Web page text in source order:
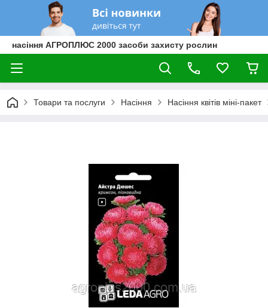
насіння АГРОПЛЮС 2000 засоби захисту рослин
Товари та послуги Насіння Насіння квітів міні-пакет